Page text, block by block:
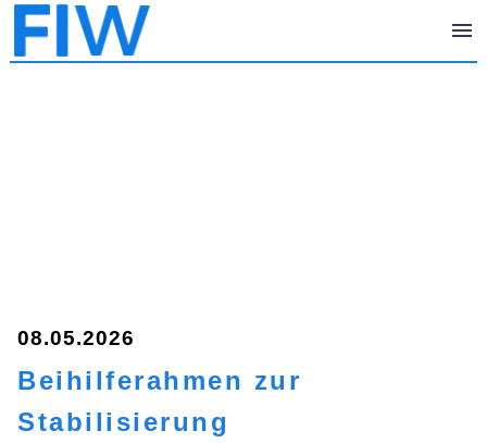
08.05.2026
Beihilferahmen zur
Stabilisierung